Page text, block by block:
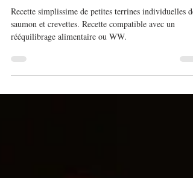
2 sept. 2024
Barquettes saumon/crevettes
Recette simplissime de petites terrines individuelles de
saumon et crevettes. Recette compatible avec un